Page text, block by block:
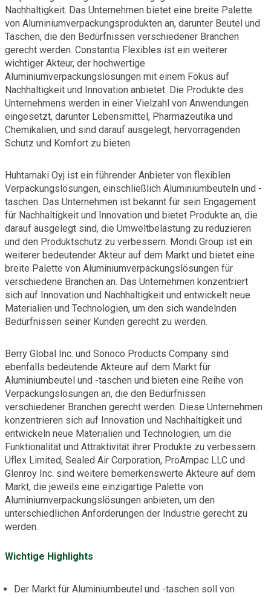
Nachhaltigkeit. Das Unternehmen bietet eine breite Palette
von Aluminiumverpackungsprodukten an, darunter Beutel und
Taschen, die den Bedürfnissen verschiedener Branchen
gerecht werden. Constantia Flexibles ist ein weiterer
wichtiger Akteur, der hochwertige
Aluminiumverpackungslösungen mit einem Fokus auf
Nachhaltigkeit und Innovation anbietet. Die Produkte des
Unternehmens werden in einer Vielzahl von Anwendungen
eingesetzt, darunter Lebensmittel, Pharmazeutika und
Chemikalien, und sind darauf ausgelegt, hervorragenden
Schutz und Komfort zu bieten.
Huhtamaki Oyj ist ein führender Anbieter von flexiblen
Verpackungslösungen, einschließlich Aluminiumbeuteln und -
taschen. Das Unternehmen ist bekannt für sein Engagement
für Nachhaltigkeit und Innovation und bietet Produkte an, die
darauf ausgelegt sind, die Umweltbelastung zu reduzieren
und den Produktschutz zu verbessern. Mondi Group ist ein
weiterer bedeutender Akteur auf dem Markt und bietet eine
breite Palette von Aluminiumverpackungslösungen für
verschiedene Branchen an. Das Unternehmen konzentriert
sich auf Innovation und Nachhaltigkeit und entwickelt neue
Materialien und Technologien, um den sich wandelnden
Bedürfnissen seiner Kunden gerecht zu werden.
Berry Global Inc. und Sonoco Products Company sind
ebenfalls bedeutende Akteure auf dem Markt für
Aluminiumbeutel und -taschen und bieten eine Reihe von
Verpackungslösungen an, die den Bedürfnissen
verschiedener Branchen gerecht werden. Diese Unternehmen
konzentrieren sich auf Innovation und Nachhaltigkeit und
entwickeln neue Materialien und Technologien, um die
Funktionalität und Attraktivität ihrer Produkte zu verbessern.
Uflex Limited, Sealed Air Corporation, ProAmpac LLC und
Glenroy Inc. sind weitere bemerkenswerte Akteure auf dem
Markt, die jeweils eine einzigartige Palette von
Aluminiumverpackungslösungen anbieten, um den
unterschiedlichen Anforderungen der Industrie gerecht zu
werden.
Wichtige Highlights
Der Markt für Aluminiumbeutel und -taschen soll von